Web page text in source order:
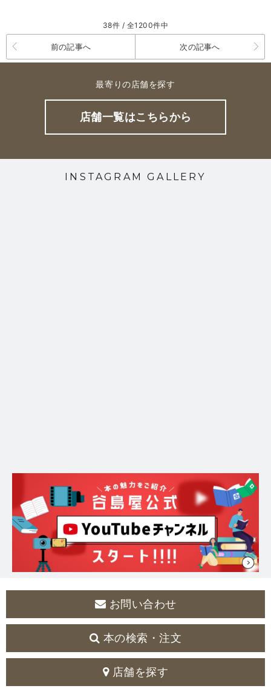
38件 / 全1200件中
前の記事へ 次の記事へ
最寄りの店舗を探す
店舗一覧はこちらから
INSTAGRAM GALLERY
お問い合わせ
本の検索・注文
店舗を探す